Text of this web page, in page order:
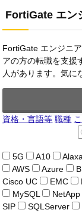
FortiGate エン
FortiGate エンジニ
アの方の転職を支援
人があります。気に
資格・言語等 職種
5G A10
AWS
Azure
Cisco UC
EMC
MySQL
NetApp
SIP
SQLServer